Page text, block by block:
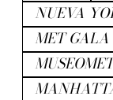
NUEVA
MET GALA